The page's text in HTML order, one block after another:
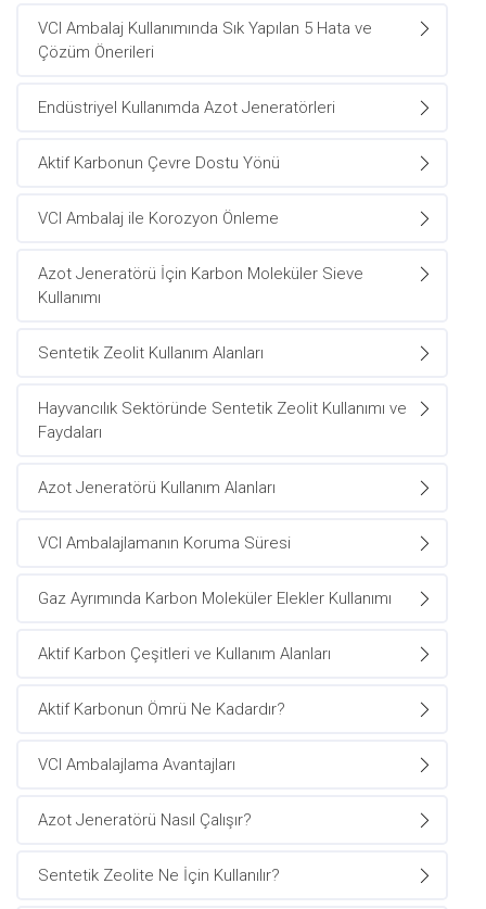
VCI Ambalaj Kullanımında Sık Yapılan 5 Hata ve
Çözüm Önerileri
Endüstriyel Kullanımda Azot Jeneratörleri
Aktif Karbonun Çevre Dostu Yönü
VCI Ambalaj ile Korozyon Önleme
Azot Jeneratörü İçin Karbon Moleküler Sieve
Kullanımı
Sentetik Zeolit Kullanım Alanları
Hayvancılık Sektöründe Sentetik Zeolit Kullanımı ve
Faydaları
Azot Jeneratörü Kullanım Alanları
VCI Ambalajlamanın Koruma Süresi
Gaz Ayrımında Karbon Moleküler Elekler Kullanımı
Aktif Karbon Çeşitleri ve Kullanım Alanları
Aktif Karbonun Ömrü Ne Kadardır?
VCI Ambalajlama Avantajları
Azot Jeneratörü Nasıl Çalışır?
Sentetik Zeolite Ne İçin Kullanılır?